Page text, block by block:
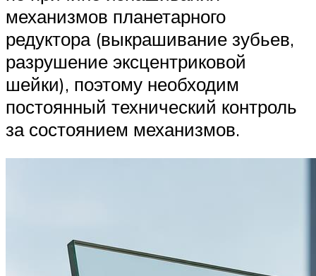
механизмов планетарного
редуктора (выкрашивание зубьев,
разрушение эксцентриковой
шейки), поэтому необходим
постоянный технический контроль
за состоянием механизмов.